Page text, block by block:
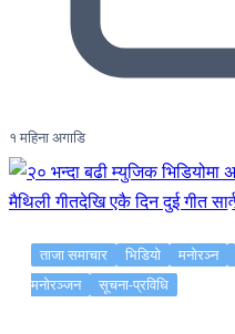
१ महिना अगाडि
ताजा समाचार भिडियो मनोरञ्न
मनोरञ्जन
सूचना-प्रविधि